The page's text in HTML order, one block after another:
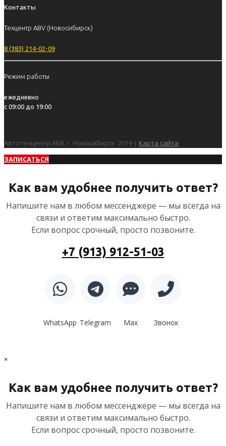
Контакты
Техцентр ABV (Новосибирск)
8 (383) 214-02-09
Режим работы
ежедневно
с 09:00 до 19:00
Автотехцентр АБВ, г. Новосибирск. 2019 | Карта сайта
ЗАПИСАТЬСЯ
Как вам удобнее получить ответ?
Напишите нам в любом мессенджере — мы всегда на
связи и ответим максимально быстро.
Если вопрос срочный, просто позвоните.
+7 (913) 912-51-03
WhatsApp Telegram Max Звонок
×
Как вам удобнее получить ответ?
Напишите нам в любом мессенджере — мы всегда на
связи и ответим максимально быстро.
Если вопрос срочный, просто позвоните.